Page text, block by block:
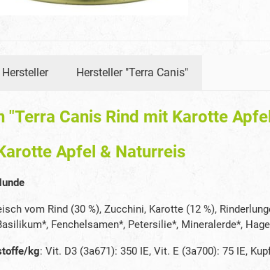
Hersteller "Terra Canis"
Canis Rind mit Karotte
Apfel & Naturreis
vom Rind (30 %), Zucchini, Karotte (12 %),
Fenchelsamen*, Petersilie*, Mineralerde*,
kg: Vit. D3 (3a671): 350 IE, Vit. E (3a700): 75 IE,